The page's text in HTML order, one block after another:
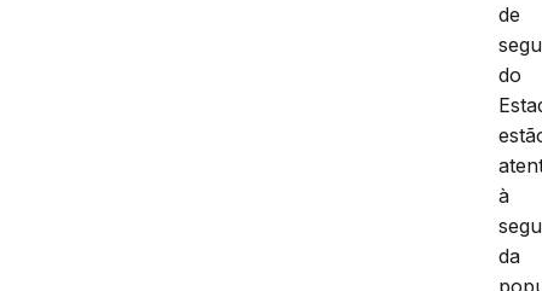
de
do
à
da